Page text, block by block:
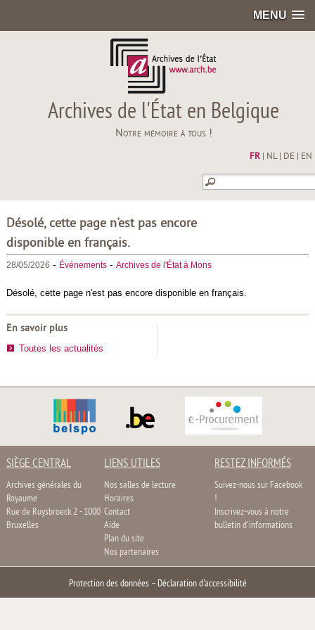
MENU
Archives de l'État en Belgique
Notre mémoire à tous !
FR| NL| DE EN
Désolé, cette page n'est pas encore
disponible en français.
28/05/2026 - Événements- Archives de l'État à Mons
Désolé, cette page n'est pas encore disponible en français.
En savoir plus
Toutes les actualités
SIÈGE CENTRAL
Archives générales du
Royaume
Rue de Ruysbroeck 2 - 1000
Bruxelles
LIENS UTILES
Nos salles de lecture
Horaires
Contact
Aide
Plan du site
Nos partenaires
RESTEZ INFORMÉS
Suivez-nous sur Facebook
!
Inscrivez-vous à notre
bulletin d'informations
Protection des données– Déclaration d'accessibilité